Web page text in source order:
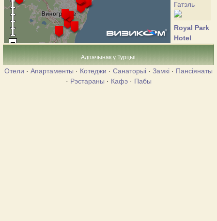
Гатэль
Royal Park
Hotel
Villa Sofia
Адпачынак у Турцыі
Отели · Апартаменты · Котеджи · Санаторыі · Замкі · Пансіянаты
· Рэстараны · Кафэ· Пабы